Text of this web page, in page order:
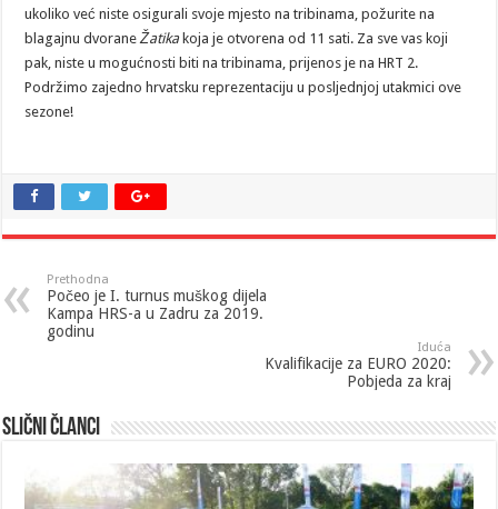
ukoliko već niste osigurali svoje mjesto na tribinama, požurite na
blagajnu dvoraneŽatikakoja je otvorena od 11 sati. Za sve vas koji
pak, niste u mogućnosti biti na tribinama, prijenos je na HRT 2.
Podržimo zajedno hrvatsku reprezentaciju u posljednjoj utakmici ove
sezone!
Prethodna
Počeo je I. turnus muškog dijela
Kampa HRS-a u Zadru za 2019.
godinu
Iduća
Kvalifikacije za EURO 2020:
Pobjeda za kraj
Slični članci